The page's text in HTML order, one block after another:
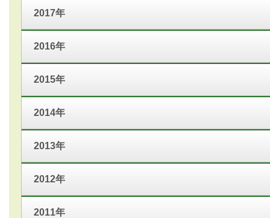
2017年
2016年
2015年
2014年
2013年
2012年
2011年